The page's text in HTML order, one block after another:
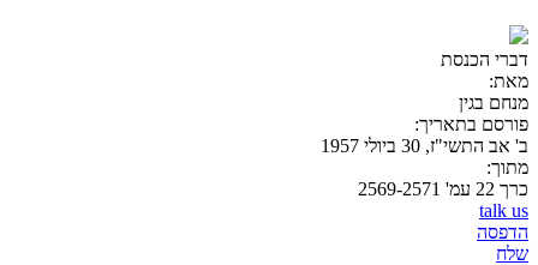
דברי הכנסת
מאת:
מנחם בגין
פורסם בתאריך:
ב' אב התשי"ז, 30 ביולי 1957
מתוך:
כרך 22 עמ' 2569-2571
talk us
הדפסה
שלח